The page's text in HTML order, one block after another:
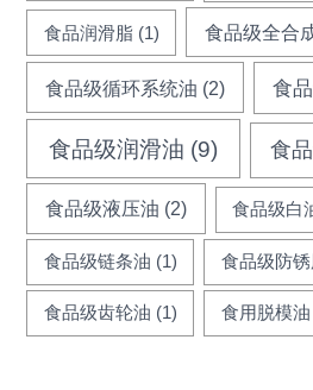
食品润滑脂 (1) 食品级全合
食品级循环系统油 (2) 食
食品级润滑油 (9) 食
食品级液压油 (2) 食品级白
食品级链条油 (1) 食品级防锈
食品级齿轮油 (1) 食用脱模油